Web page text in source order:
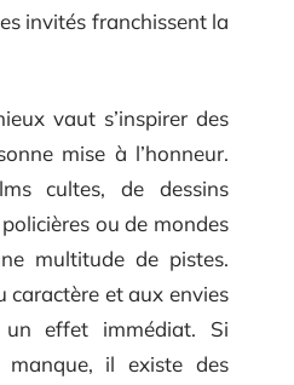
invités franchissent la
vaut s’inspirer des
mise à l’honneur.
cultes, de dessins
ou de mondes
multitude de pistes.
caractère et aux envies
effet immédiat. Si
manque, il existe des